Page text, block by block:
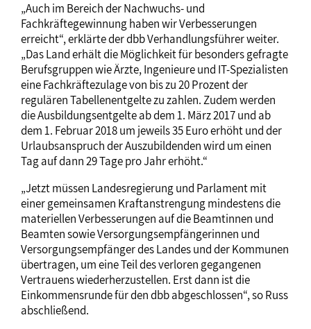
„Auch im Bereich der Nachwuchs- und
Fachkräftegewinnung haben wir Verbesserungen
erreicht“, erklärte der dbb Verhandlungsführer weiter.
„Das Land erhält die Möglichkeit für besonders gefragte
Berufsgruppen wie Ärzte, Ingenieure und IT-Spezialisten
eine Fachkräftezulage von bis zu 20 Prozent der
regulären Tabellenentgelte zu zahlen. Zudem werden
die Ausbildungsentgelte ab dem 1. März 2017 und ab
dem 1. Februar 2018 um jeweils 35 Euro erhöht und der
Urlaubsanspruch der Auszubildenden wird um einen
Tag auf dann 29 Tage pro Jahr erhöht.“
„Jetzt müssen Landesregierung und Parlament mit
einer gemeinsamen Kraftanstrengung mindestens die
materiellen Verbesserungen auf die Beamtinnen und
Beamten sowie Versorgungsempfängerinnen und
Versorgungsempfänger des Landes und der Kommunen
übertragen, um eine Teil des verloren gegangenen
Vertrauens wiederherzustellen. Erst dann ist die
Einkommensrunde für den dbb abgeschlossen“, so Russ
abschließend.